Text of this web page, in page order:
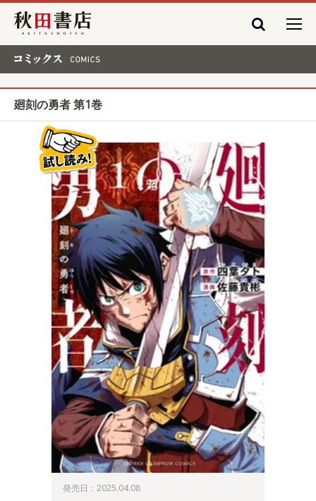
秋田書店
廻刻の勇者 第1巻
発売日：2025.04.08